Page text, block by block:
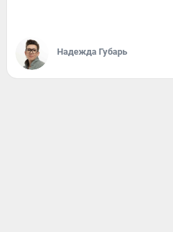
Надежда Губарь